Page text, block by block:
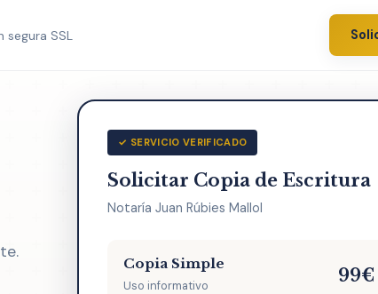
segura SSL
✓ SERVICIO VERIFICADO
Solicitar Copia de Escritura
Notaría Juan Rúbies Mallol
Copia Simple
Uso informativo 99€